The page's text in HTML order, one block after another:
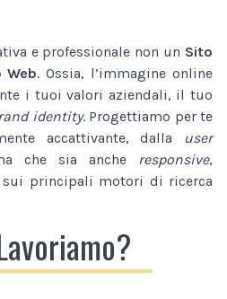
e professionale non un Sito
Web. Ossia, l’immagine online
i tuoi valori aziendali, il tuo
identity. Progettiamo per te
accattivante, dalla
user
che sia anche responsive,
principali motori di ricerca